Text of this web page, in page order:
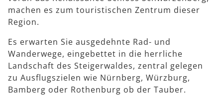
machen es zum touristischen Zentrum dieser
Region.
Es erwarten Sie ausgedehnte Rad- und
Wanderwege, eingebettet in die herrliche
Landschaft des Steigerwaldes, zentral gelegen
zu Ausflugszielen wie Nürnberg, Würzburg,
Bamberg oder Rothenburg ob der Tauber.